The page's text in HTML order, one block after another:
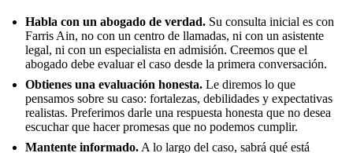
Habla con un abogado de verdad. Su consulta inicial es con
Farris Ain, no con un centro de llamadas, ni con un asistente
legal, ni con un especialista en admisión. Creemos que el
abogado debe evaluar el caso desde la primera conversación.
Obtienes una evaluación honesta. Le diremos lo que
pensamos sobre su caso: fortalezas, debilidades y expectativas
realistas. Preferimos darle una respuesta honesta que no desea
escuchar que hacer promesas que no podemos cumplir.
Mantente informado.A lo largo del caso, sabrá qué está